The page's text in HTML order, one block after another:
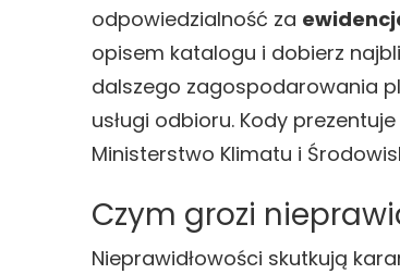
odpowiedzialność za
opisem katalogu i dobierz
dalszego zagospodarowania
usługi odbioru. Kody
Ministerstwo Klimatu i
Czym grozi
Nieprawidłowości skutkują